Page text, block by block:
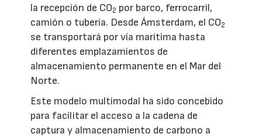
la recepción de CO2 por barco, ferrocarril,
camión o tubería. Desde Ámsterdam, el CO2
se transportará por vía marítima hasta
diferentes emplazamientos de
almacenamiento permanente en el Mar del
Norte.
Este modelo multimodal ha sido concebido
para facilitar el acceso a la cadena de
captura y almacenamiento de carbono a